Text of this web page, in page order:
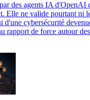
des agents IA d'OpenAI
Elle ne valide pourtant ni
d'une cybersécurité
rapport de force autour